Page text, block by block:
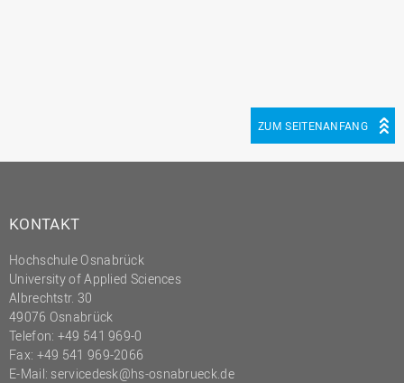
Personalrat
Präsidialbüro
Professional School
Projekte des Präsidiums
Projektmanagement Office
(PMO)
ZUM SEITENANFANG
KONTAKT
Hochschule Osnabrück
University of Applied Sciences
Albrechtstr. 30
49076 Osnabrück
Telefon: +49 541 969-0
Fax: +49 541 969-2066
E-Mail: servicedesk@hs-osnabrueck.de